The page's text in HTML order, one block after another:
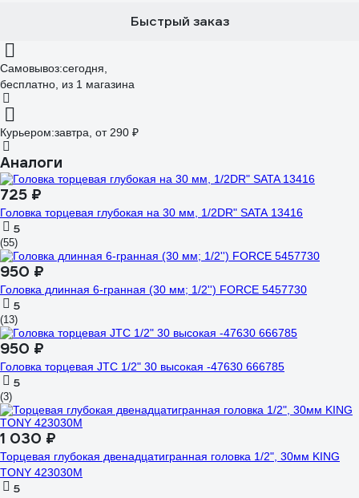
Быстрый заказ
Самовывоз:сегодня,
бесплатно , из 1 магазина
Курьером:завтра, от 290 ₽
Аналоги
725 ₽
Головка торцевая глубокая на 30 мм, 1/2DR" SATA 13416
5
(55)
950 ₽
Головка длинная 6-гранная (30 мм; 1/2'') FORCE 5457730
5
(13)
950 ₽
Головка торцевая JTC 1/2" 30 высокая -47630 666785
5
(3)
1 030 ₽
Торцевая глубокая двенадцатигранная головка 1/2", 30мм KING
TONY 423030M
5